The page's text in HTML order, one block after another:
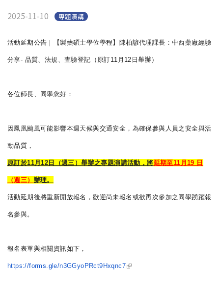
2025-11-10 專題演講
活動延期公告｜【製藥碩士學位學程】陳柏諺代理課長： 中西藥廠經驗
分享- 品質、法規、查驗登記（原訂11月12日舉辦）
各位師長、同學您好：
因鳳凰颱風可能影響本週天候與交通安全， 為確保參與人員之安全與活
動品質，
原訂於11月12日（週三）舉辦之專題演講活動，將延期至11月19 日
（週三） 辦理。
活動延期後將重新開放報名，歡迎尚未報名或欲再次參加之同學踴躍報
名參與。
報名表單與相關資訊如下，
https://forms.gle/n3GGyoPRct9Hxqnc7
(link is external)